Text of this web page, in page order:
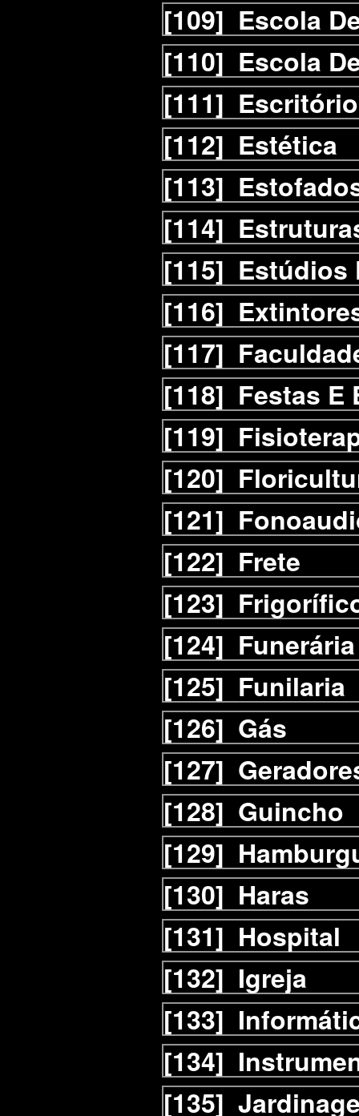
[109] Escola
[110] Escola
[111]
[112] Estética
[113]
[114]
[115] Estúdios
[116]
[117]
[118] Festas E
[119]
[120]
[121]
[122] Frete
[123]
[124] Funerária
[125] Funilaria
[126] Gás
[127]
[128] Guincho
[129]
[130] Haras
[131] Hospital
[132] Igreja
[133]
[134]
[135]